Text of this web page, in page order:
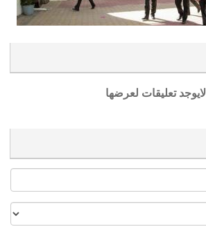
لايوجد تعليقات لعرضها